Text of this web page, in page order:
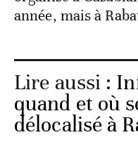
année, mais à
Lire aussi :
quand et où
délocalisé à